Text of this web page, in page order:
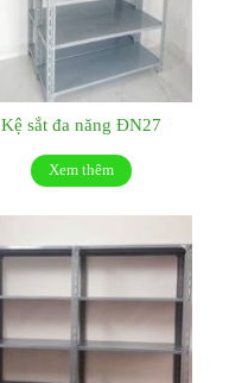
Kệ sắt đa năng ĐN27
Xem thêm